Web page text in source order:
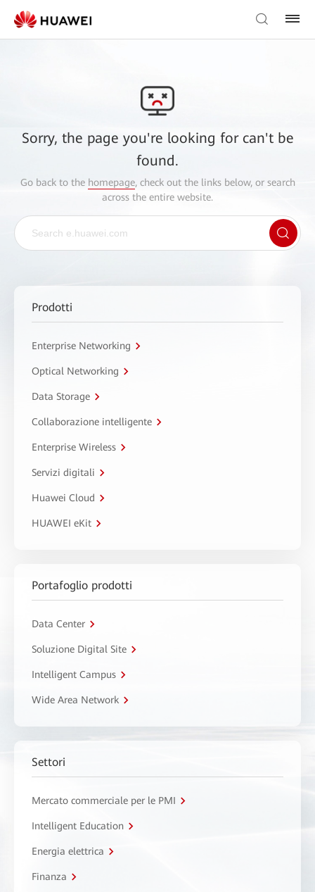
Sorry, the page you're looking for can't be
found.
Go back to the homepage, check out the links below, or search
across the entire website.
Prodotti
Enterprise Networking
Optical Networking
Data Storage
Collaborazione intelligente
Enterprise Wireless
Servizi digitali
Huawei Cloud
HUAWEI eKit
Portafoglio prodotti
Data Center
Soluzione Digital Site
Intelligent Campus
Wide Area Network
Settori
Mercato commerciale per le PMI
Intelligent Education
Energia elettrica
Finanza